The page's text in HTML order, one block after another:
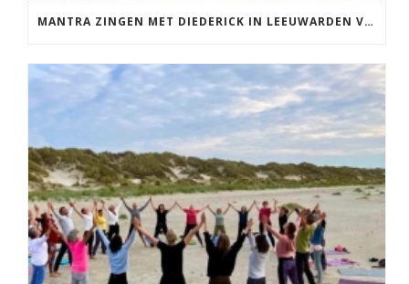
MANTRA ZINGEN MET DIEDERICK IN LEEUWARDEN VRIJDAG 12 JUNI KIRTAN